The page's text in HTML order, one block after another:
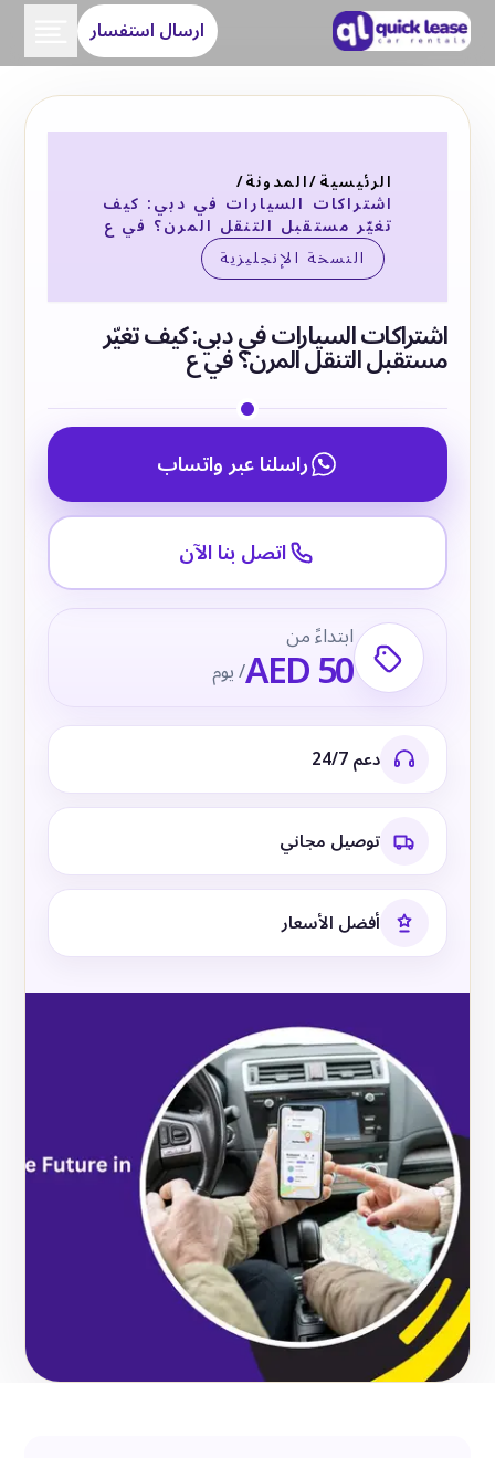
ارسال استفسار
الرئيسية/المدونة/
اشتراكات السيارات في دبي: كيف
تغيّر مستقبل التنقل المرن؟ في ع
النسخة الإنجليزية
اشتراكات السيارات في دبي: كيف تغيّر
مستقبل التنقل المرن؟ في ع
راسلنا عبر واتساب
اتصل بنا الآن
ابتداءً من
AED 50/ يوم
دعم 24/7
توصيل مجاني
أفضل الأسعار